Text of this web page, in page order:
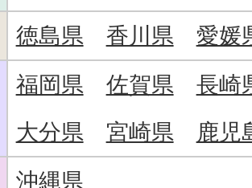
徳島県 香川県 愛媛
福岡県 佐賀県
長崎
大分県
宮崎県
鹿児
沖縄県